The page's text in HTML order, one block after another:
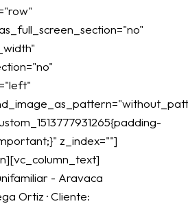
z_index=""]
- Aravaca
Ortiz · Cliente: